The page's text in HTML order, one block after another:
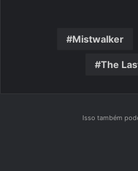
Mistwalker
The
Isso também